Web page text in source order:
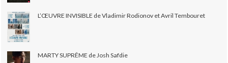
L’ŒUVRE INVISIBLE de Vladimir Rodionov et Avril Tembouret
MARTY SUPRÊME de Josh Safdie